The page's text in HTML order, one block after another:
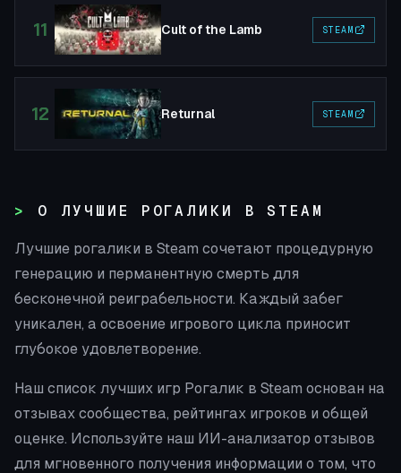
11 Cult of the Lamb STEAM
12 Returnal STEAM
О ЛУЧШИЕ РОГАЛИКИ В STEAM
Лучшие рогалики в Steam сочетают процедурную
генерацию и перманентную смерть для
бесконечной реиграбельности. Каждый забег
уникален, а освоение игрового цикла приносит
глубокое удовлетворение.
Наш список лучших игр Рогалик в Steam основан на
отзывах сообщества, рейтингах игроков и общей
оценке. Используйте наш ИИ-анализатор отзывов
для мгновенного получения информации о том, что